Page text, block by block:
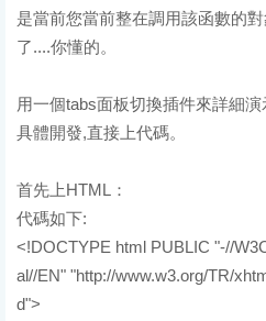
是當前您當前整在調用該函數的
了....你懂的。
用一個tabs面板切換插件來詳細
具體開發,直接上代碼。
首先上HTML：
代碼如下:
<!DOCTYPE html PUBLIC "-//
al//EN" "http://www.w3.org/TR/
d">